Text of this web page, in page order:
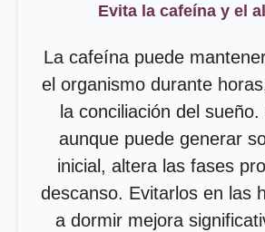
Evita la cafeína y el
La cafeína puede
el organismo durante
la conciliación del sueño.
aunque puede generar
inicial, altera las fases
descanso. Evitarlos en las
a dormir mejora